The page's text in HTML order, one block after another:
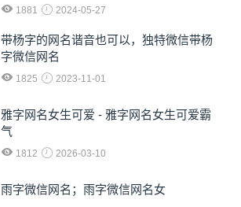
1881 2024-05-27
​带杨字的网名谐音也可以，独特微信带杨
字微信网名
1825 2023-11-01
雅字网名女生可爱 - 雅字网名女生可爱霸
气
1812 2026-03-10
雨字微信网名；雨字微信网名女